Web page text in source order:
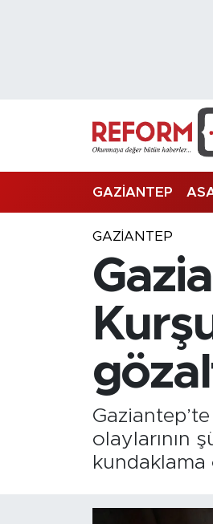
GAZİANTEP
GAZIANTEP
olaylarının
kundaklama
Trafik Durumu
Süper Lig Puan Durumu
Son Dakika Haberleri
Haber Arşivi